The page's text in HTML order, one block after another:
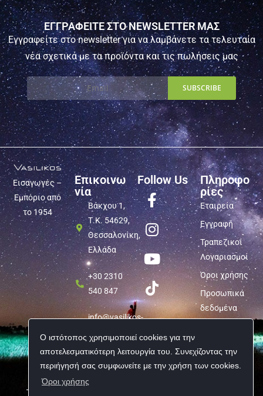
Ο ιστότοπος χρησιμοποιεί cookies για την
αποτελεσματικότερη λειτουργία του. Συνεχίζοντας την
περιήγησή σας συμφωνείτε με την χρήση των cookies.
Όροι χρήσης
ΕΓΓΡΑΦΕΙΤΕ ΣΤΟ NEWSLETTER ΜΑΣ
Εγγραφείτε στο newsletter για να λαμβάνετε τα τελευταία
νέα σχετικά με τα προϊόντα και τις πωλήσεις μας
Εισαγωγές –
Εμπόριο από
το 1954
Επικοινω
νία
Βάκχου 1,
Τ.Κ. 54629,
Θεσσαλονίκη,
Ελλάδα
+30 2310
540 847
info@vasilikos-
Follow Us
Πληροφο
ρίες
Εταιρεία
Εγγραφή
Τραπεζικοί
Λογαριασμοί
Όροι χρήσης
Προσωπικά
δεδομένα